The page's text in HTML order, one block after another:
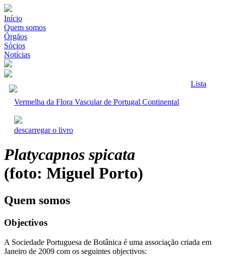
Início
Quem somos
Órgãos
Sócios
Notícias
Lista
Vermelha da Flora Vascular de Portugal Continental
descarregar o livro
Platycapnos spicata
(foto: Miguel Porto)
Quem somos
Objectivos
A Sociedade Portuguesa de Botânica é uma associação criada em
Janeiro de 2009 com os seguintes objectivos: